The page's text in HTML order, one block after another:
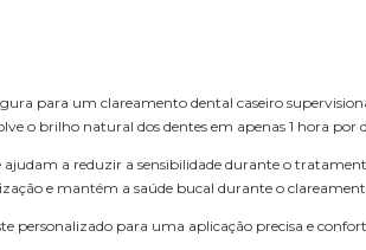
para um clareamento dental caseiro
o brilho natural dos dentes em apenas 1 hora por
a reduzir a sensibilidade durante o
e mantém a saúde bucal durante o
para uma aplicação precisa e